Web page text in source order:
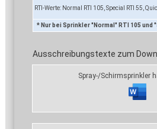
RTI-Werte: Normal RTI 105, Special RTI 55,
* Nur bei Sprinkler "Normal" RTI 105 und
Ausschreibungstexte zum
Spray-/Schirmsprinkler